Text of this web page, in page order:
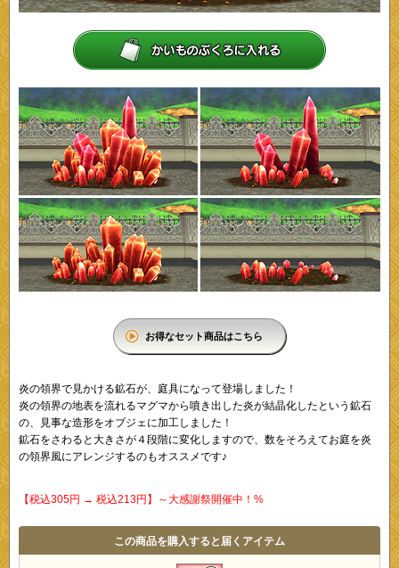
お得なセット商品はこちら
炎の領界で見かける鉱石が、庭具になって登場しました！
炎の領界の地表を流れるマグマから噴き出した炎が結晶化したという鉱石
の、見事な造形をオブジェに加工しました！
鉱石をさわると大きさが４段階に変化しますので、数をそろえてお庭を炎
の領界風にアレンジするのもオススメです♪
【税込305円 → 税込213円】～大感謝祭開催中！%
この商品を購入すると届くアイテム